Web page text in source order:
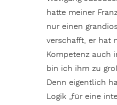
hatte meiner
nur einen
verschafft, er hat
Kompetenz auch
bin ich ihm zu
Denn eigentlich
Logik „für eine